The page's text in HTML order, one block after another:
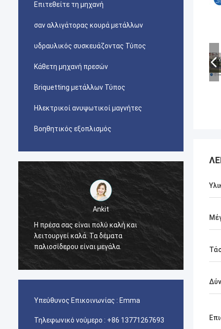
Επιτεθείτε τη μηχανή
σαν αλλιγάτορας κουρά μετάλλων
υδραυλικός συσκευάζοντας Τύπος
Κάθετη μηχανή πρεσών
Briquetting μετάλλων Τύπος
Ηλεκτρικοί ανυψωτικοί μαγνήτες
Βοηθητικός εξοπλισμός
Ankit
Η πρέσα σας είναι πολύ καλή και
λειτουργεί καλά. Τα δέματα
παλιοσίδερου είναι μεγάλα.
Υπεύθυνος Επικοινωνίας : Emma
Τηλεφωνικό νούμερο : +86 13771267693